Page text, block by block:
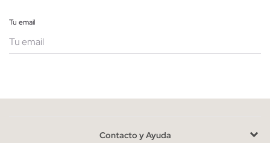
Tu email
He leído y entiendo lapolítica de privacidad
Contacto y Ayuda